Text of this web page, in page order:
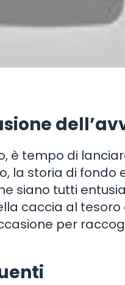
è tempo di
la storia di
siano tutti
caccia al
per